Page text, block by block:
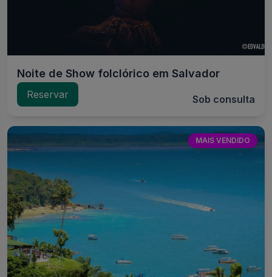
Noite de Show folclórico em Salvador
Reservar Sob consulta
MAIS VENDIDO